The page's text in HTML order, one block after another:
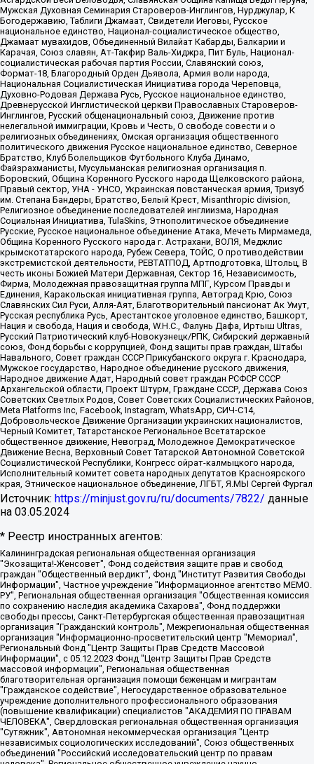
Мужская Духовная Семинария Староверов-Инглингов, Нурджулар, К
Богодержавию, Таблиги Джамаат, Свидетели Иеговы, Русское
национальное единство, Национал-социалистическое общество,
Джамаат мувахидов, Объединенный Вилайат Кабарды, Балкарии и
Карачая, Союз славян, Ат-Такфир Валь-Хиджра, Пит Буль, Национал-
социалистическая рабочая партия России, Славянский союз,
Формат-18, Благородный Орден Дьявола, Армия воли народа,
Национальная Социалистическая Инициатива города Череповца,
Духовно-Родовая Держава Русь, Русское национальное единство,
Древнерусской Инглистической церкви Православных Староверов-
Инглингов, Русский общенациональный союз, Движение против
нелегальной иммиграции, Кровь и Честь, О свободе совести и о
религиозных объединениях, Омская организация общественного
политического движения Русское национальное единство, Северное
Братство, Клуб Болельщиков Футбольного Клуба Динамо,
Файзрахманисты, Мусульманская религиозная организация п.
Боровский, Община Коренного Русского народа Щелковского района,
Правый сектор, УНА - УНСО, Украинская повстанческая армия, Тризуб
им. Степана Бандеры, Братство, Белый Крест, Misanthropic division,
Религиозное объединение последователей инглиизма, Народная
Социальная Инициатива, TulaSkins, Этнополитическое объединение
Русские, Русское национальное объединение Атака, Мечеть Мирмамеда,
Община Коренного Русского народа г. Астрахани, ВОЛЯ, Меджлис
крымскотатарского народа, Рубеж Севера, ТОЙС, О противодействии
экстремистской деятельности, РЕВТАТПОД, Артподготовка, Штольц, В
честь иконы Божией Матери Державная, Сектор 16, Независимость,
Фирма, Молодежная правозащитная группа МПГ, Курсом Правды и
Единения, Каракольская инициативная группа, Автоград Крю, Союз
Славянских Сил Руси, Алля-Аят, Благотворительный пансионат Ак Умут,
Русская республика Русь, Арестантское уголовное единство, Башкорт,
Нация и свобода, Нация и свобода, W.H.С., Фалунь Дафа, Иртыш Ultras,
Русский Патриотический клуб-Новокузнецк/РПК, Сибирский державный
союз, Фонд борьбы с коррупцией, Фонд защиты прав граждан, Штабы
Навального, Совет граждан СССР Прикубанского округа г. Краснодара,
Мужское государство, Народное объединение русского движения,
Народное движение Адат, Народный совет граждан РСФСР СССР
Архангельской области, Проект Штурм, Граждане СССР, Держава Союз
Советских Светлых Родов, Совет Советских Социалистических Районов,
Meta Platforms Inc, Facebook, Instagram, WhatsApp, СИЧ-С14,
Добровольческое Движение Организации украинских националистов,
Черный Комитет, Татарстанское Региональное Всетатарское
общественное движение, Невоград, Молодежное Демократическое
Движение Весна, Верховный Совет Татарской Автономной Советской
Социалистической Республики, Конгресс ойрат-калмыцкого народа,
Исполнительный комитет совета народных депутатов Красноярского
края, Этническое национальное объединение, ЛГБТ, Я.МЫ Сергей Фургал
Источник: https://minjust.gov.ru/ru/documents/7822/ данные
на 03.05.2024
* Реестр иностранных агентов:
Калининградская региональная общественная организация "Экозащита!-Женсовет", Фонд содействия защите прав и свобод граждан "Общественный вердикт", Фонд "Институт Развития Свободы Информации", Частное учреждение "Информационное агентство МЕМО. РУ", Региональная общественная организация "Общественная комиссия по сохранению наследия академика Сахарова", Фонд поддержки свободы прессы, Санкт-Петербургская общественная правозащитная организация "Гражданский контроль", Межрегиональная общественная организация "Информационно-просветительский центр "Мемориал", Региональный Фонд "Центр Защиты Прав Средств Массовой Информации", с 05.12.2023 Фонд "Центр Защиты Прав Средств массовой информации", Региональная общественная благотворительная организация помощи беженцам и мигрантам "Гражданское содействие", Негосударственное образовательное учреждение дополнительного профессионального образования (повышение квалификации) специалистов "АКАДЕМИЯ ПО ПРАВАМ ЧЕЛОВЕКА", Свердловская региональная общественная организация "Сутяжник", Автономная некоммерческая организация "Центр независимых социологических исследований", Союз общественных объединений "Российский исследовательский центр по правам человека", Региональное общественное учреждение научно-информационный центр "МЕМОРИАЛ", Некоммерческая организация "Фонд защиты гласности", Автономная некоммерческая организация "Институт прав человека", Городская общественная организация "Екатеринбургское общество "МЕМОРИАЛ", Городская общественная организация "Рязанское историко-просветительское и правозащитное общество "Мемориал" (Рязанский Мемориал), Челябинский региональный орган общественной самодеятельности – женское общественное объединение "Женщины Евразии", Челябинский региональный орган общественной самодеятельности "Уральская правозащитная группа", Фонд содействия защите здоровья и социальной справедливости имени Андрея Рылькова, Автономная Некоммерческая Организация "Аналитический Центр Юрия Левады", Автономная некоммерческая организация социальной поддержки населения "Проект Апрель", Региональная общественная организация помощи женщинам и детям, находящимся в кризисной ситуации "Информационно-методический центр "Анна", Фонд содействия развитию массовых коммуникаций и правовому просвещению "Так-так-Так", Фонд содействия устойчивому развитию "Серебряная тайга", Свердловский региональный общественный фонд социальных проектов "Новое время", "Idel.Реалии", Кавказ.Реалии, Крым.Реалии, Телеканал Настоящее Время, Татаро-башкирская служба Радио Свобода (Azatliq Radiosi), Радио Свободная Европа/Радио Свобода (PCE/PC), "Сибирь.Реалии", "Фактограф", Благотворительный фонд помощи осужденным и их семьям, Автономная некоммерческая организация "Институт глобализации и социальных движений", Фонд "В защиту прав заключенных", Частное учреждение "Центр поддержки и содействия развитию средств массовой информации", Пензенский региональный общественный благотворительный фонд "Гражданский союз", "Север.Реалии", Некоммерческая организация Фонд "Правовая инициатива", Общество с ограниченной ответственностью "Радио Свободная Европа/Радио Свобода", Чешское информационное агентство "MEDIUM-ORIENT", Красноярская региональная общественная организация "Мы против СПИДа", Камалягин Денис Николаевич, Маркелов Сергей Евгеньевич, Пономарев Лев Александрович, Савицкая Людмила Алексеевна, Автономная некоммерческая организация "Центр по работе с проблемой насилия "НАСИЛИЮ.НЕТ", Межрегиональный профессиональный союз работников здравоохранения "Альянс врачей", Юридическое лицо, зарегистрированное в Латвийской Республике, SIA "Medusa Project" (регистрационный номер 40103797863, дата регистрации 10.06.2014), Некоммерческая организация "Фонд по борьбе с коррупцией", Автономная некоммерческая организация "Институт права и публичной политики", Баданин Роман Сергеевич, Гликин Максим Александрович, Железнова Мария Михайловна, Лукьянова Юлия Сергеевна, Маетная Елизавета Витальевна, Маняхин Петр Борисович, Чуракова Ольга Владимировна, Ярош Юлия Петровна, Юридическое лицо "The Insider SIA", зарегистрированное в Риге, Латвийская Республика (дата регистрации 26.06.2015), являющееся администратором доменного имени интернет-издания "The Insider SIA", https://theins.ru, Постернак Алексей Евгеньевич, Рубин Михаил Аркадьевич, Анин Роман Александрович, Юридическое лицо Istories fonds, зарегистрированное в Латвийской Республике (регистрационный номер 50008295751, дата регистрации 24.02.2020), Великовский Дмитрий Александрович, Долинина Ирина Николаевна, Мароховская Алеся Алексеевна, Шлейнов Роман Юрьевич, Шмагун Олеся Валентиновна, Общество с ограниченной ответственностью "Альтаир 2021", Общество с ограниченной ответственностью "Вега 2021", Общество с ограниченной ответственностью "Главный редактор 2021", Общество с ограниченной ответственностью "Ромашки монолит", Важенков Артем Валерьевич, Ивановская областная общественная организация "Центр гендерных исследований", Гурман Юрий Альбертович, Медиапроект "ОВД-Инфо", Егоров Владимир Владимирович, Жилинский Владимир Александрович, Общество с ограниченной ответственностью "ЗП", Иванова София Юрьевна, Карезина Инна Павловна, Кильтау Екатерина Викторовна, Петров Алексей Викторович, Пискунов Сергей Евгеньевич, Смирнов Сергей Сергеевич, Тихонов Михаил Сергеевич, Общество с ограниченной ответственностью "ЖУРНАЛИСТ-ИНОСТРАННЫЙ АГЕНТ", Арапова Галина Юрьевна, Вольтская Татьяна Анатольевна, Американская компания "Mason G.E.S. Anonymous Foundation" (США), являющаяся владельцем интернет-издания https://mnews.world/, Компания "Stichting Bellingcat", зарегистрированная в Нидерландах (дата регистрации 11.07.2018), Захаров Андрей Вячеславович, Клепиковская Екатерина Дмитриевна, Общество с ограниченной ответственностью "МЕМО", Перл Роман Александрович, Симонов Евгений Алексеевич, Соловьева Елена Анатольевна, Сотников Даниил Владимирович, Сурначева Елизавета Дмитриевна, Автономная некоммерческая организация по защите прав человека и информированию населения "Якутия – Наше Мнение", Общество с ограниченной ответственностью "Москоу диджитал медиа", с 26.01.2023 Общество с ограниченной ответственностью "Чайка Белые сады", Ветошкина Валерия Валерьевна, Заговора Максим Александрович, Межрегиональное общественное движение "Российская ЛГБТ - сеть", Оленичев Максим Владимирович, Павлов Иван Юрьевич, Скворцова Елена Сергеевна, Общество с ограниченной ответственностью "Как бы инагент", Кочетков Игорь Викторович, Общество с ограниченной ответственностью "Честные выборы", Еланчик Олег Александрович, Общество с ограниченной ответственностью "Нобелевский призыв", Гималова Регина Эмилевна, Григорьев Андрей Валерьевич, Григорьева Алина Александровна, Ассоциация по содействию защите прав призывников, альтернативнослужащих и военнослужащих "Правозащитная группа "Гражданин.Армия.Право", Хисамова Регина Фаритовна, Автономная некоммерческая организация по реализации социально-правовых программ "Лилит", Дальневосточное общественное движение "Маяк", Санкт-Петербургская ЛГБТ-инициативная группа "Выход", Инициативная группа ЛГБТ+ "Реверс", Алексеев Андрей Викторович, Бекбулатова Таисия Львовна, Беляев Иван Михайлович, Владыкина Елена Сергеевна, Гельман Марат Александрович, Никульшина Вероника Юрьевна, Толоконникова Надежда Андреевна, Шендерович Виктор Анатольевич, Общество с ограниченной ответственностью "Данное сообщение", Общество с ограниченной ответственностью Издательский дом "Новая глава", Айнбиндер Александра Александровна, Московский комьюнити-центр для ЛГБТ+инициатив, Благотворительный фонд развития филантропии, Deutsche Welle (Германия, Kurt-Schumacher-Strasse 3, 53113 Bonn), Борзунова Мария Михайловна, Воробьев Виктор Викторович, Голубева Анна Львовна, Константинова Алла Михайловна, Малкова Ирина Владимировна, Мурадов Мурад Абдулгалимович, Осетинская Елизавета Николаевна, Понасенков Евгений Николаевич, Ганапольский Матвей Юрьевич, Киселев Евгений Алексеевич, Борухович Ирина Григорьевна, Дремин Иван Тимофеевич, Дубровский Дмитрий Викторович, Красноярская региональная общественная организация поддержки и развития альтернативных образовательных технологий и межкультурных коммуникаций "ИНТЕРРА", Маяковская Екатерина Алексеевна, Фейгин Марк Захарович, Филимонов Андрей Викторович, Дзугкоева Регина Николаевна, Доброхотов Роман Александрович, Дудь Юрий Александрович, Елкин Сергей Владимирович, Кругликов Кирилл Игоревич, Сабунаева Мария Леонидовна, Семенов Алексей Владимирович, Шаинян Карен Багратович, Шульман Екатерина Михайловна, Асафьев Артур Валерьевич, Вахштайн Виктор Семенович, Венедиктов Алексей Алексеевич, Лушникова Екатерина Евгеньевна, Волков Леонид Михайлович, Невзоров Александр Глебович, Пархоменко Сергей Борисович, Сироткин Ярослав Николаевич, Кара-Мурза Владимир Владимирович, Баранова Наталья Владимировна, Гозман Леонид Яковлевич, Кагарлицкий Борис Юльевич, Климарев Михаил Валерьевич, Милов Владимир Станиславович, Автономная некоммерческая организация Краснодарский центр современного искусства "Типография", Моргенштерн Алишер Тагирович, Соболь Любовь Эдуардовна, Общество с ограниченной ответственностью "ЛИЗА НОРМ", Каспаров Гарри Кимович, Ходорковский Михаил Борисович, Общество с ограниченной ответственностью "Апрельские тезисы", Данилович Ирина Брониславовна, Кашин Олег Владимирович, Петров Николай Владимирович, Пивоваров Алексей Владимирович, Соколов Михаил Владимирович, Цветкова Юлия Владимировна, Чичваркин Евгений Александрович, Комитет против пыток/Команда против пыток, Общество с ограниченной ответственностью "Первый научный", Общество с ограниченной ответственностью "Вертолет и ко", Белоцерковская Вероника Борисовна, Кац Максим Евгеньевич, Лазарева Татьяна Юрьевна, Шаведдинов Руслан Табризович, Яшин Илья Валерьевич, Общество с ограниченной ответственностью "Иноагент ААВ", Алешковский Дмитрий Петрович, Альбац Евгения Марковна, Быков Дмитрий Львович, Галямина Юлия Евгеньевна, Лойко Сергей Леонидович, Мартынов Кирилл Константинович, Медведев Сергей Александрович, Крашенинников Федор Геннадиевич, Гордеева Катерина Вл